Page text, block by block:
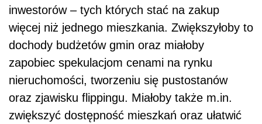
inwestorów – tych których stać na zakup
więcej niż jednego mieszkania. Zwiększyłoby to
dochody budżetów gmin oraz miałoby
zapobiec spekulacjom cenami na rynku
nieruchomości, tworzeniu się pustostanów
oraz zjawisku flippingu. Miałoby także m.in.
zwiększyć dostępność mieszkań oraz ułatwić